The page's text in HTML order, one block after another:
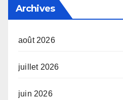
Archives
août 2026
juillet 2026
juin 2026